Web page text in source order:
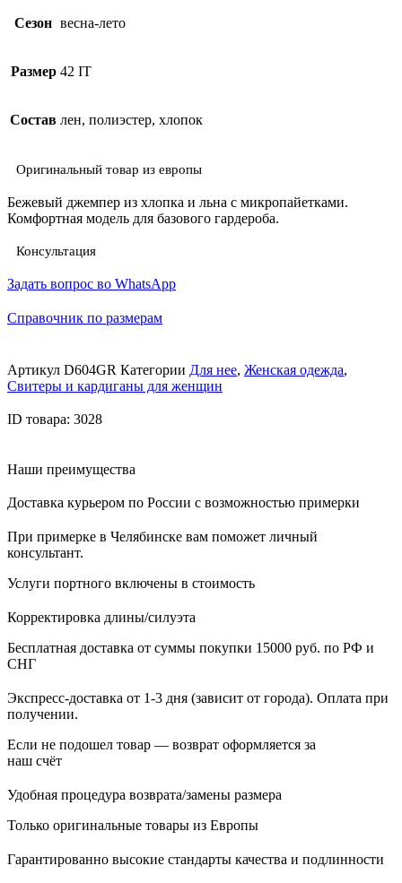
Сезон весна-лето
Размер 42 IT
Состав лен, полиэстер, хлопок
Оригинальный товар из европы
Бежевый джемпер из хлопка и льна с микропайетками.
Комфортная модель для базового гардероба.
Консультация
Задать вопрос во WhatsApp
Справочник по размерам
Артикул D604GR Категории Для нее, Женская одежда,
Свитеры и кардиганы для женщин
ID товара: 3028
Наши преимущества
Доставка курьером по России с возможностью примерки
При примерке в Челябинске вам поможет личный
консультант.
Услуги портного включены в стоимость
Корректировка длины/силуэта
Бесплатная доставка от суммы покупки 15000 руб. по РФ и
СНГ
Экспресс-доставка от 1-3 дня (зависит от города). Оплата при
получении.
Если не подошел товар — возврат оформляется за
наш счёт
Удобная процедура возврата/замены размера
Только оригинальные товары из Европы
Гарантированно высокие стандарты качества и подлинности